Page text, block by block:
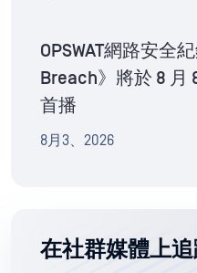
OPSWAT網路安全
Breach》將於 8 月
首播
8月3、2026
在社群媒體上